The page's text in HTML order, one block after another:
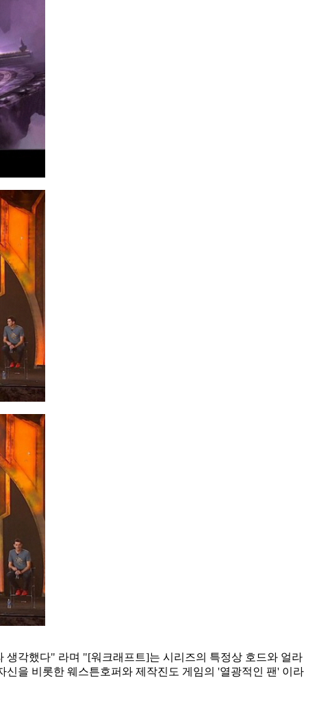
생각했다" 라며 "[워크래프트]는 시리즈의 특정상 호드와 얼라
을 비롯한 웨스튼호퍼와 제작진도 게임의 '열광적인 팬' 이라